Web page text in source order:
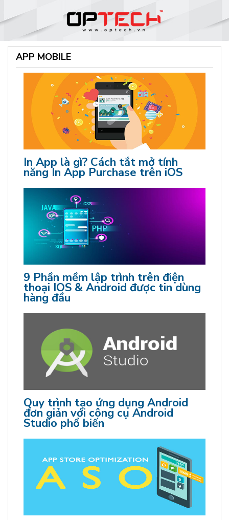
APP MOBILE
In App là gì? Cách tắt mở tính
năng In App Purchase trên iOS
9 Phần mềm lập trình trên điện
thoại IOS & Android được tin dùng
hàng đầu
Quy trình tạo ứng dụng Android
đơn giản với công cụ Android
Studio phổ biến